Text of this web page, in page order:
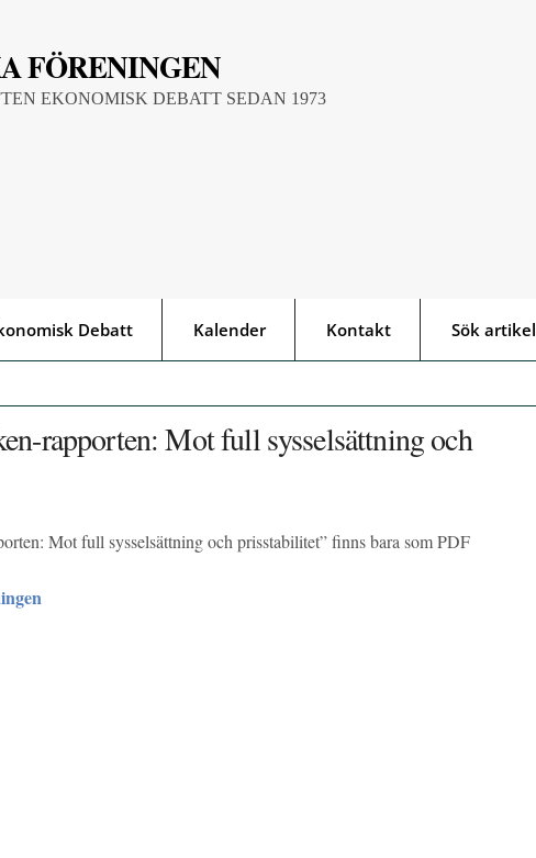
FÖRENINGEN
EKONOMISK DEBATT SEDAN 1973
Debatt Kalender Kontakt Sök artikel
rapporten: Mot full sysselsättning och
Mot full sysselsättning och prisstabilitet” finns bara som PDF